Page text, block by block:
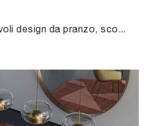
Se sei alla ricerca di tavoli design da pranzo, scopri i modelli fissi di Cattelan Italia: clicca e scopri il modello Yoda Marble in marmo.